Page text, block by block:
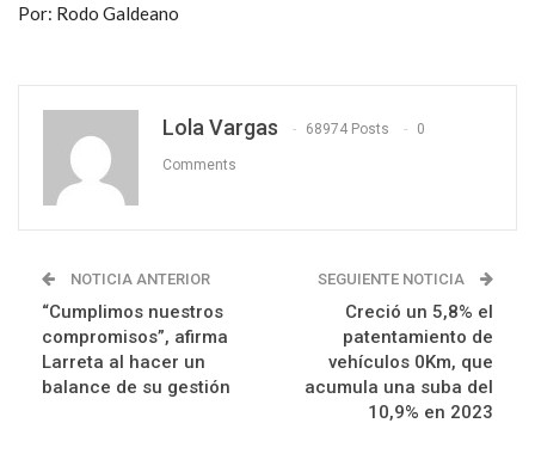
Por: Rodo Galdeano
Lola Vargas 68974 Posts 0
Comments
NOTICIA ANTERIOR
“Cumplimos nuestros
compromisos”, afirma
Larreta al hacer un
balance de su gestión
SEGUIENTE NOTICIA
Creció un 5,8% el
patentamiento de
vehículos 0Km, que
acumula una suba del
10,9% en 2023